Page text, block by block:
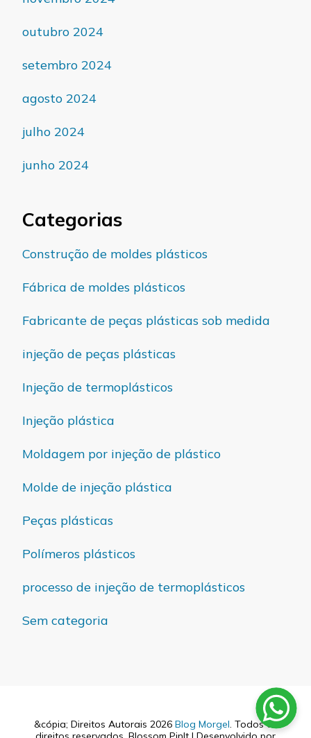
outubro 2024
setembro 2024
agosto 2024
julho 2024
junho 2024
Categorias
Construção de moldes plásticos
Fábrica de moldes plásticos
Fabricante de peças plásticas sob medida
injeção de peças plásticas
Injeção de termoplásticos
Injeção plástica
Moldagem por injeção de plástico
Molde de injeção plástica
Peças plásticas
Polímeros plásticos
processo de injeção de termoplásticos
Sem categoria
&cópia; Direitos Autorais 2026 Blog Morgel. Todos os